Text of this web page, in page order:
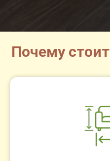
Почему стоит